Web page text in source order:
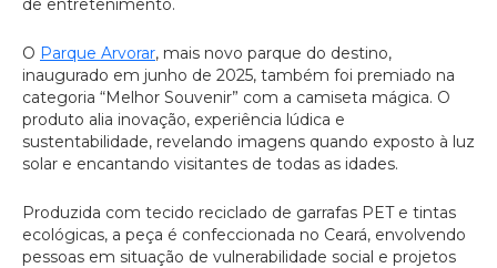
de entretenimento.
O Parque Arvorar, mais novo parque do destino,
inaugurado em junho de 2025, também foi premiado na
categoria “Melhor Souvenir” com a camiseta mágica. O
produto alia inovação, experiência lúdica e
sustentabilidade, revelando imagens quando exposto à luz
solar e encantando visitantes de todas as idades.
Produzida com tecido reciclado de garrafas PET e tintas
ecológicas, a peça é confeccionada no Ceará, envolvendo
pessoas em situação de vulnerabilidade social e projetos